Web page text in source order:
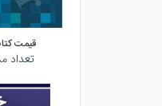
قیمت
تعداد